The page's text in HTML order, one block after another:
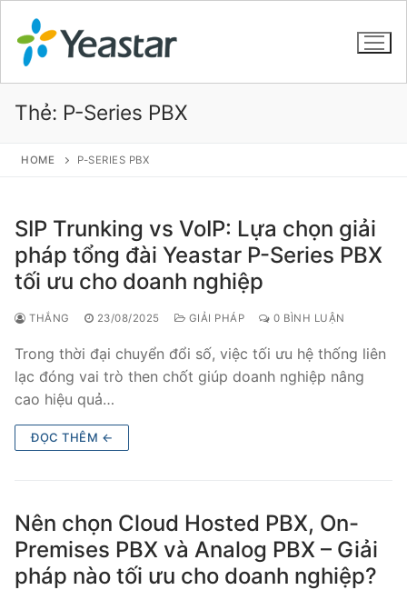
GIỚI THIỆU
VOIP PBX FOR SME
Tổng đài VoIP Yeastar S412
Tổng đài VoIP Yeastar S20
Tổng đài VoIP Yeastar S50
Tổng đài VoIP Yeastar S100
Tổng đài VoIP Yeastar S300
Tổng đài Yeastar Cloud
IPPBX FOR LARGE ENTERPRISES
Thẻ: P-Series PBX
HOME P-SERIES PBX
SIP Trunking vs VoIP: Lựa chọn giải
pháp tổng đài Yeastar P-Series PBX
tối ưu cho doanh nghiệp
THẮNG 23/08/2025 GIẢI PHÁP 0 BÌNH LUẬN
Trong thời đại chuyển đổi số, việc tối ưu hệ thống liên
lạc đóng vai trò then chốt giúp doanh nghiệp nâng
cao hiệu quả…
ĐỌC THÊM ←
Nên chọn Cloud Hosted PBX, On-
Premises PBX và Analog PBX – Giải
pháp nào tối ưu cho doanh nghiệp?